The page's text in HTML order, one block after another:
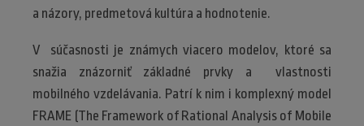
a názory, predmetová kultúra a hodnotenie.
V súčasnosti je známych viacero modelov, ktoré sa
snažia znázorniť základné prvky a vlastnosti
mobilného vzdelávania. Patrí k nim i komplexný model
FRAME (The Framework of Rational Analysis of Mobile